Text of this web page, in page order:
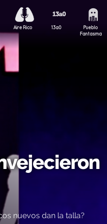
Aire Rico 13a0
Pueblo
Fantasma
nuevos dan la talla?